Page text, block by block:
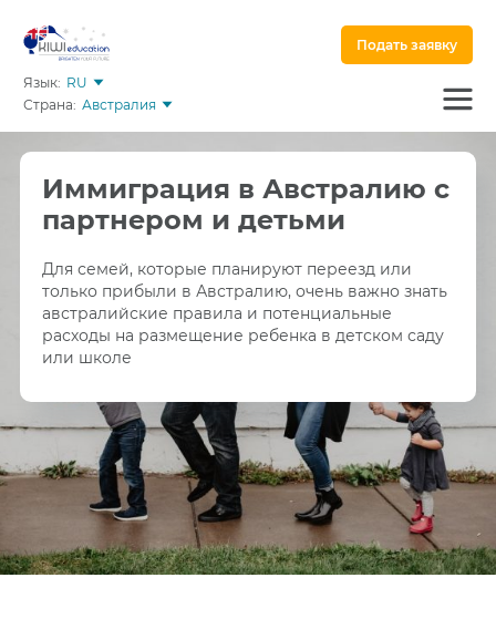
Язык: RU
Страна: Австралия
Подать заявку
Иммиграция в Австралию с
партнером и детьми
Для семей, которые планируют переезд или
только прибыли в Австралию, очень важно знать
австралийские правила и потенциальные
расходы на размещение ребенка в детском саду
или школе